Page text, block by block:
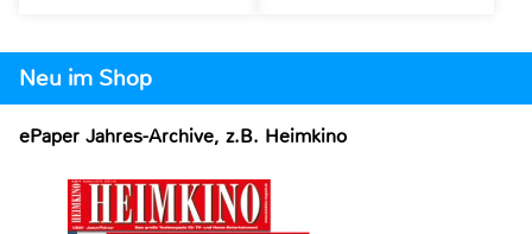
Neu im Shop
ePaper Jahres-Archive, z.B. Heimkino